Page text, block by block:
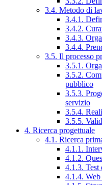
3.4. Metodo di
3.4.1.
3.4.2.
3.4.3.
3.4.4.
3.5. Il processo
3.5.1.
3.5.2.
pubblico
3.5.3.
servizio
3.5.4.
3.5.5.
4. Ricerca progettuale
4.1. Ricerca
4.1.1.
4.1.2.
4.1.3. Test
4.1.4.